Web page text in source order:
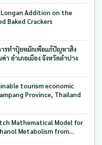
Addition on the
Baked Crackers
ารทำปุ๋ยหมักเพื่อแก้ปัญหาสิ่ง
อำเภอเมือง จังหวัดลำปาง
tourism economic
Province, Thailand
Mathematical Model for
Metabolism from
tropicalis